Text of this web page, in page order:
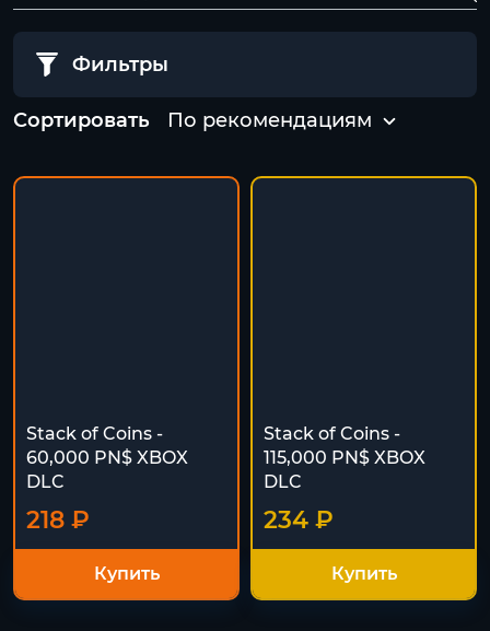
Фильтры
Сортировать По рекомендациям
Stack of Coins -
60,000 PN$ XBOX
DLC
218 ₽
Купить
Stack of Coins -
115,000 PN$ XBOX
DLC
234 ₽
Купить